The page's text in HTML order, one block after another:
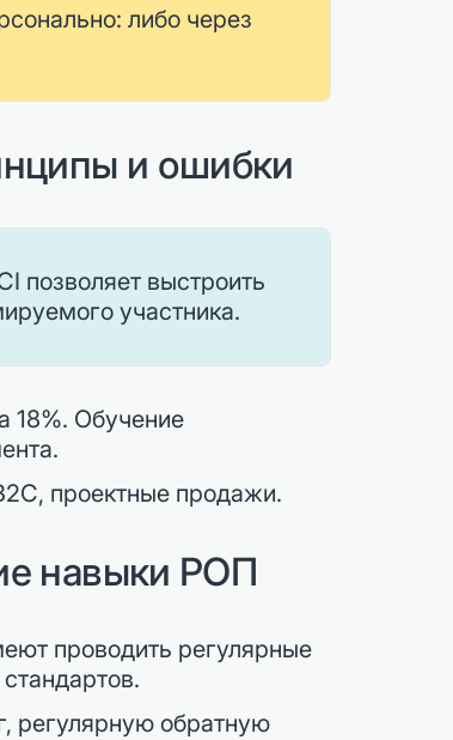
либо через
и ошибки
позволяет выстроить
участника.
18%. Обучение
проектные продажи.
навыки РОП
проводить регулярные
регулярную обратную